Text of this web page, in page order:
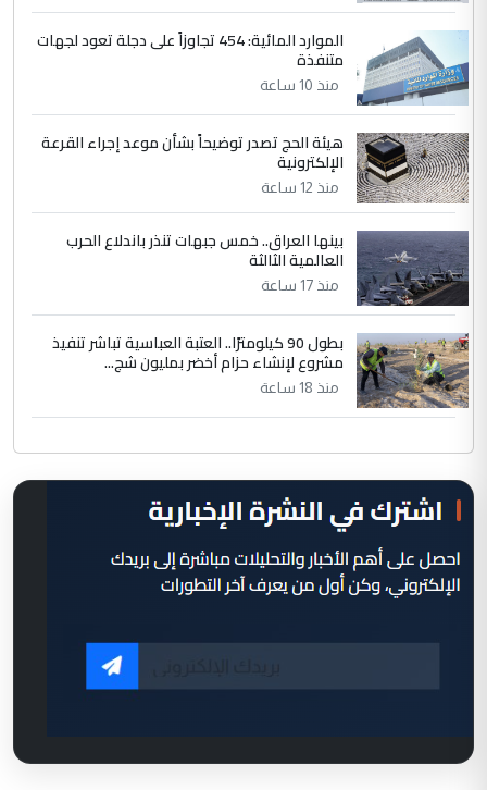
الموارد المائية: 454 تجاوزاً على دجلة تعود لجهات
متنفذة
منذ 10 ساعة
هيئة الحج تصدر توضيحاً بشأن موعد إجراء القرعة
الإلكترونية
منذ 12 ساعة
بينها العراق.. خمس جبهات تنذر باندلاع الحرب
العالمية الثالثة
منذ 17 ساعة
بطول 90 كيلومترًا.. العتبة العباسية تباشر تنفيذ
مشروع لإنشاء حزام أخضر بمليون شج...
منذ 18 ساعة